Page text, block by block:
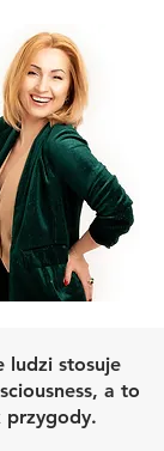
ludzi stosuje
a to
przygody.